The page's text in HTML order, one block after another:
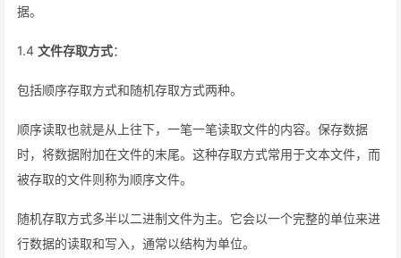
据。
1.4 文件存取方式：
包括顺序存取方式和随机存取方式两种。
顺序读取也就是从上往下，一笔一笔读取文件的内容。保存数据
时，将数据附加在文件的末尾。这种存取方式常用于文本文件，而
被存取的文件则称为顺序文件。
随机存取方式多半以二进制文件为主。它会以一个完整的单位来进
行数据的读取和写入，通常以结构为单位。